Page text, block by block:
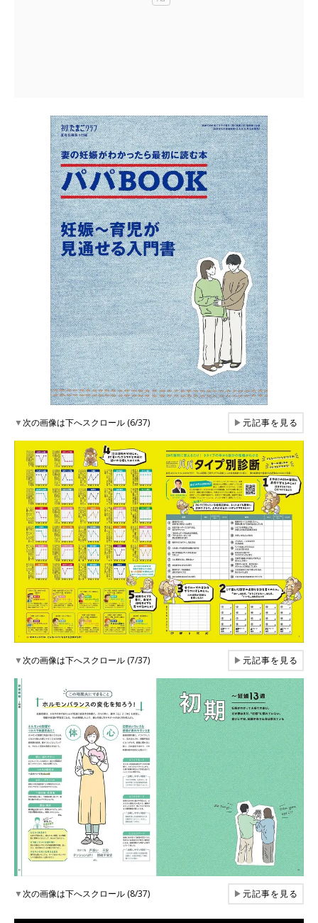
▼次の画像は下へスクロール (6/37) ▶元記事を見る
▼次の画像は下へスクロール (7/37) ▶元記事を見る
▼次の画像は下へスクロール (8/37) ▶元記事を見る